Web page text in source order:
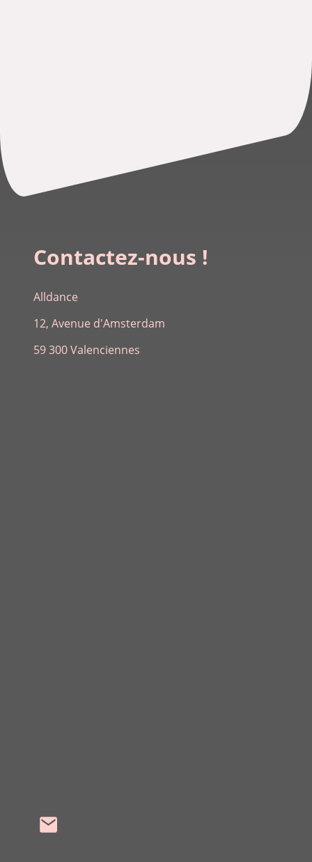
Contactez-nous !
Alldance
12, Avenue d'Amsterdam
59 300 Valenciennes